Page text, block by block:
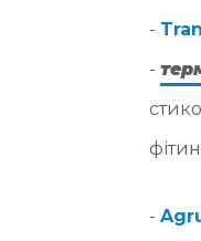
-
-
-